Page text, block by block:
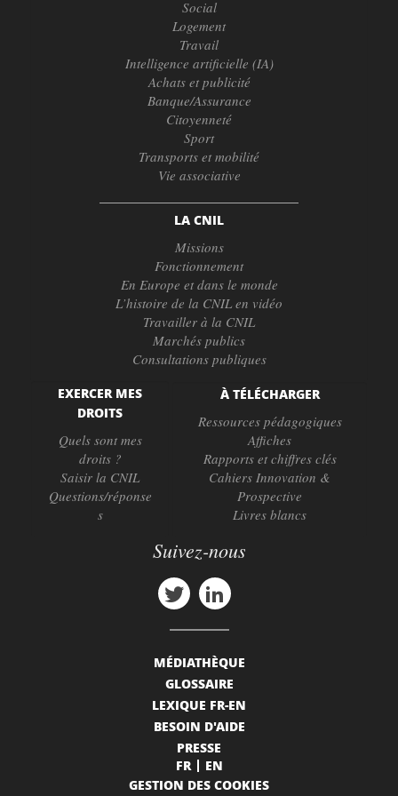
Social
Logement
Travail
Intelligence artificielle (IA)
Achats et publicité
Banque/Assurance
Citoyenneté
Sport
Transports et mobilité
Vie associative
LA CNIL
Missions
Fonctionnement
En Europe et dans le monde
L’histoire de la CNIL en vidéo
Travailler à la CNIL
Marchés publics
Consultations publiques
EXERCER MES
DROITS
Quels sont mes
droits ?
Saisir la CNIL
Questions/réponse
s
À TÉLÉCHARGER
Ressources pédagogiques
Affiches
Rapports et chiffres clés
Cahiers Innovation &
Prospective
Livres blancs
Suivez-nous
MÉDIATHÈQUE
GLOSSAIRE
LEXIQUE FR-EN
BESOIN D'AIDE
PRESSE
FR
EN
GESTION DES COOKIES